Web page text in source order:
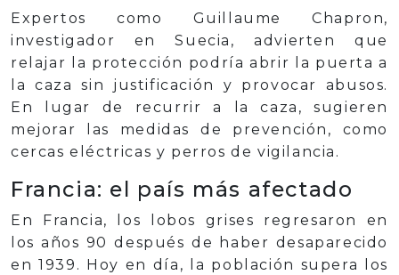
Expertos como Guillaume Chapron,
investigador en Suecia, advierten que
relajar la protección podría abrir la puerta a
la caza sin justificación y provocar abusos.
En lugar de recurrir a la caza, sugieren
mejorar las medidas de prevención, como
cercas eléctricas y perros de vigilancia.
Francia: el país más afectado
En Francia, los lobos grises regresaron en
los años 90 después de haber desaparecido
en 1939. Hoy en día, la población supera los